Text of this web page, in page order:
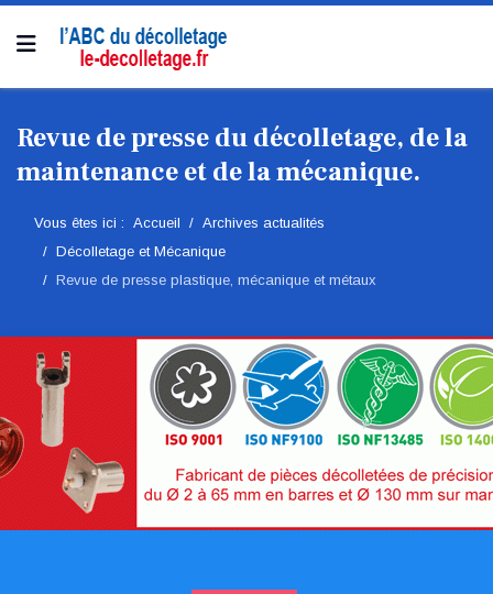
Revue de presse du décolletage, de la
maintenance et de la mécanique.
Vous êtes ici : Accueil
Archives actualités
Décolletage et Mécanique
Revue de presse plastique, mécanique et métaux